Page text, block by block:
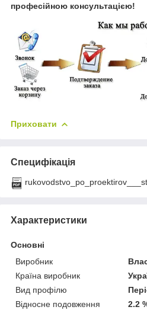
професійною консультацією!
Приховати
Специфікація
Характеристики
Основні
Виробник
Країна виробник
Вид профілю
Відносне подовження
2.2